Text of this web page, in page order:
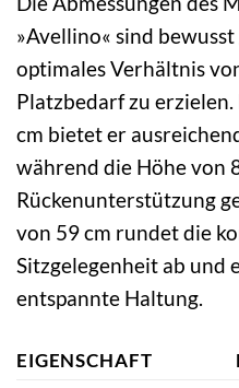
»Avellino« sind
optimales Verhältnis
Platzbedarf zu
cm bietet er
während die Höhe von
Rückenunterstützung
von 59 cm rundet die
Sitzgelegenheit ab und
entspannte Haltung.
EIGENSCHAFT